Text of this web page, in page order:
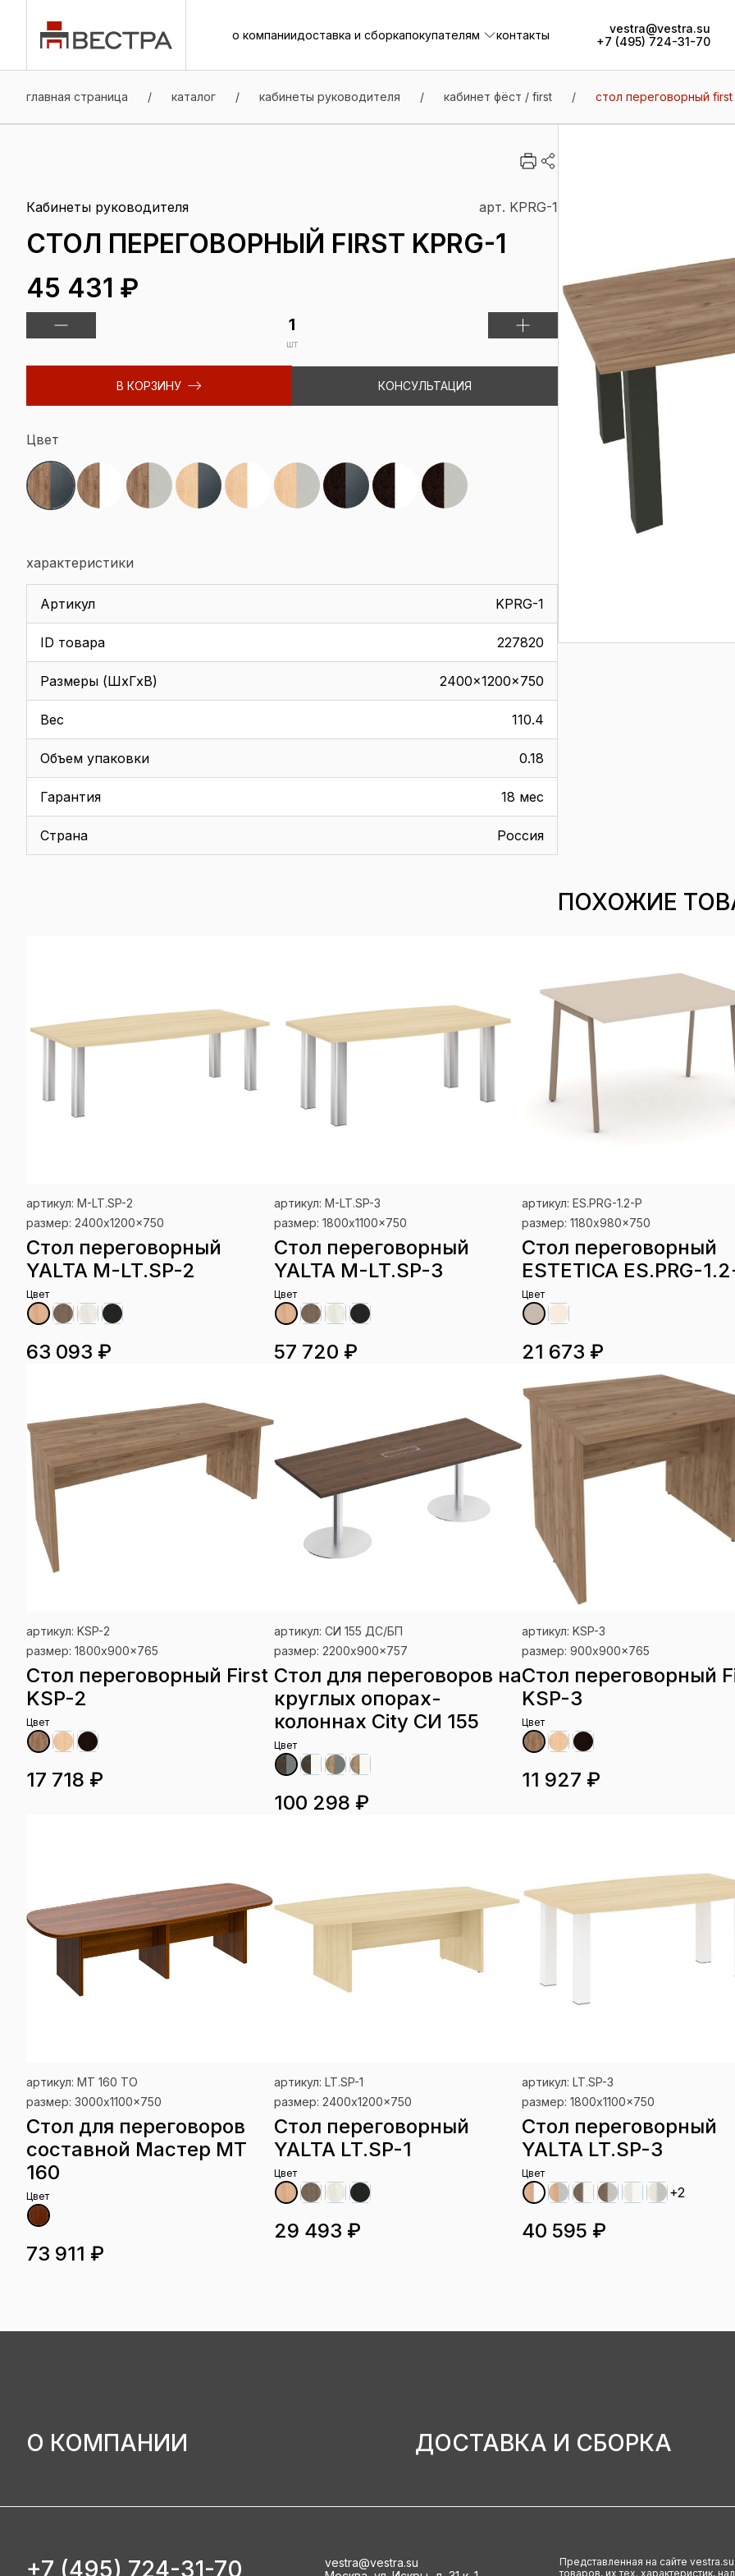
о компаниидоставка и сборкапокупателям
контакты
vestra@vestra.su
+7 (495) 724-31-70
главная страница / каталог / кабинеты руководителя / кабинет фёст / first / стол переговорный first
Кабинеты руководителя арт. KPRG-1
СТОЛ ПЕРЕГОВОРНЫЙ FIRST KPRG-1
45 431 ₽
шт
В КОРЗИНУ КОНСУЛЬТАЦИЯ
Цвет
характеристики
Артикул KPRG-1
ID товара 227820
Размеры (ШхГхВ) 2400x1200x750
Вес 110.4
Объем упаковки 0.18
Гарантия 18 мес
Страна Россия
ПОХОЖИЕ
артикул: M-LT.SP-2
размер: 2400x1200x750
Стол переговорный
YALTA M-LT.SP-2
Цвет
63 093 ₽
артикул: M-LT.SP-3
размер: 1800x1100x750
Стол переговорный
YALTA M-LT.SP-3
Цвет
57 720 ₽
артикул: ES.PRG-1.2-P
размер: 1180x980x750
Стол переговорный
ESTETICA ES.PRG-
Цвет
21 673 ₽
артикул: KSP-2
размер: 1800x900x765
Стол переговорный First
KSP-2
Цвет
17 718 ₽
артикул: СИ 155 ДС/БП
размер: 2200x900x757
Стол для переговоров на
круглых опорах-
колоннах City СИ 155
Цвет
100 298 ₽
артикул: KSP-3
размер: 900x900x765
Стол переговорный
KSP-3
Цвет
11 927 ₽
артикул: МТ 160 ТО
размер: 3000x1100x750
Стол для переговоров
составной Мастер МТ
160
Цвет
73 911 ₽
артикул: LT.SP-1
размер: 2400x1200x750
Стол переговорный
YALTA LT.SP-1
Цвет
29 493 ₽
артикул: LT.SP-3
размер: 1800x1100x750
Стол переговорный
YALTA LT.SP-3
Цвет
+2
40 595 ₽
О КОМПАНИИ ДОСТАВКА И СБОРКА
+7 (495) 724-31-70
vestra@vestra.su
Представленная на сайте
товаров, их тех. характеристик,